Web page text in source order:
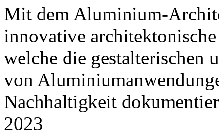
Mit dem Aluminium-
innovative
welche die gestalterischen
von
Nachhaltigkeit
2023